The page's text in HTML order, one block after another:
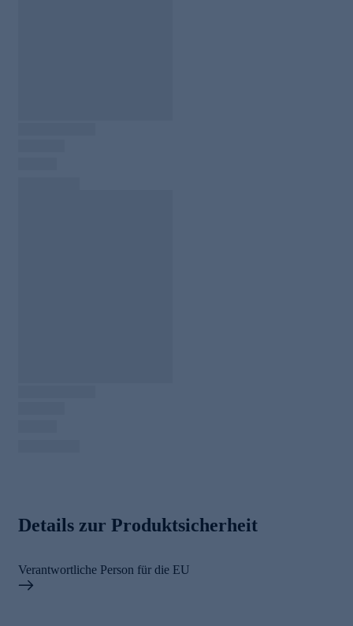
Details zur Produktsicherheit
Verantwortliche Person für die EU